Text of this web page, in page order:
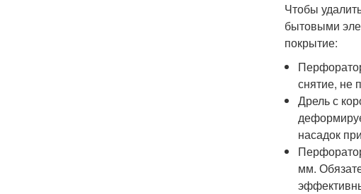
Чтобы
бытовыми
покрытие:
снятие, не
Дрель с
насадок
мм.